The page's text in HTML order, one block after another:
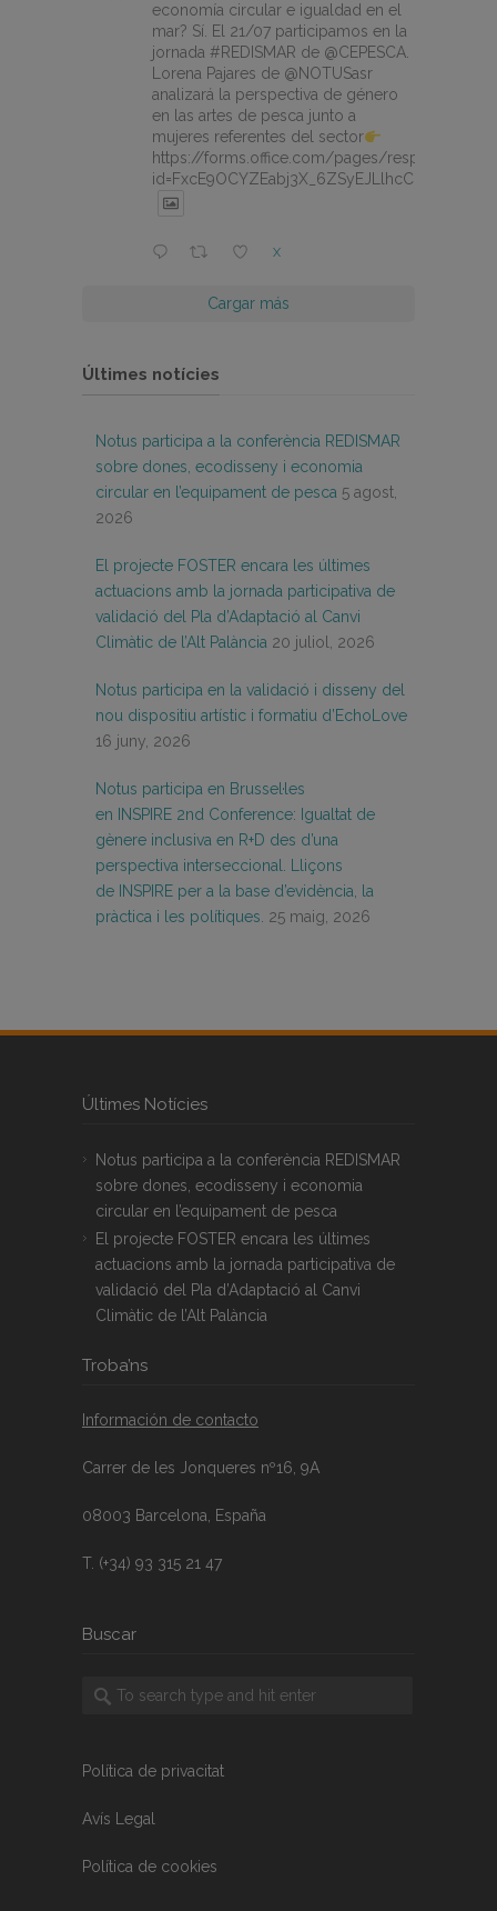
economía circular e igualdad en el
mar? Sí. El 21/07 participamos en la
jornada #REDISMAR de @CEPESCA.
Lorena Pajares de @NOTUSasr
analizará la perspectiva de género
en las artes de pesca junto a
mujeres referentes del sector
https://forms.office.com/pages/
X
Cargar más
Últimes notícies
Notus participa a la conferència REDISMAR
sobre dones, ecodisseny i economia
circular en l’equipament de pesca 5 agost,
2026
El projecte FOSTER encara les últimes
actuacions amb la jornada participativa de
validació del Pla d’Adaptació al Canvi
Climàtic de l’Alt Palància 20 juliol, 2026
Notus participa en la validació i disseny del
nou dispositiu artístic i formatiu d’EchoLove
16 juny, 2026
Notus participa en Brussel·les
en INSPIRE 2nd Conference: Igualtat de
gènere inclusiva en R+D des d’una
perspectiva interseccional. Lliçons
de INSPIRE per a la base d’evidència, la
pràctica i les polítiques. 25 maig, 2026
Últimes Notícies
Notus participa a la conferència REDISMAR
sobre dones, ecodisseny i economia
circular en l’equipament de pesca
El projecte FOSTER encara les últimes
actuacions amb la jornada participativa de
validació del Pla d’Adaptació al Canvi
Climàtic de l’Alt Palància
Troba’ns
Información de contacto
Carrer de les Jonqueres nº16, 9A
08003 Barcelona, España
T. (+34) 93 315 21 47
Buscar
Política de privacitat
Avís Legal
Política de cookies